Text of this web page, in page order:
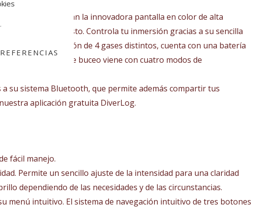
la última apreciarán la innovadora pantalla en color de alta
funcional y robusto. Controla tu inmersión gracias a su sencilla
permite la gestión de 4 gases distintos, cuenta con una batería
ordenador de buceo viene con cuatro modos de
su sistema Bluetooth, que permite además compartir tus
aplicación gratuita DiverLog.
fácil manejo.
Permite un sencillo ajuste de la intensidad para una claridad
dependiendo de las necesidades y de las circunstancias.
menú intuitivo. El sistema de navegación intuitivo de tres botones